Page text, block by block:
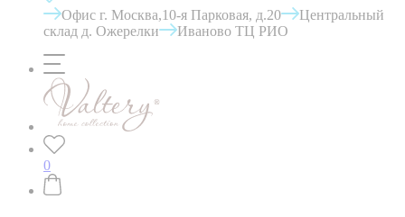
Офис г. Москва,10-я Парковая, д.20
Центральный
склад д. Ожерелки
Иваново ТЦ РИО
0